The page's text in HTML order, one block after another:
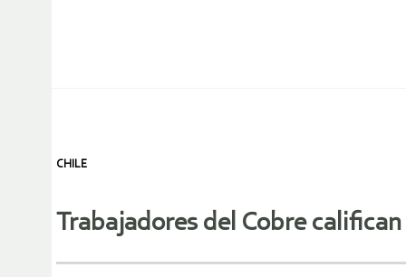
CHILE
Trabajadores del Cobre